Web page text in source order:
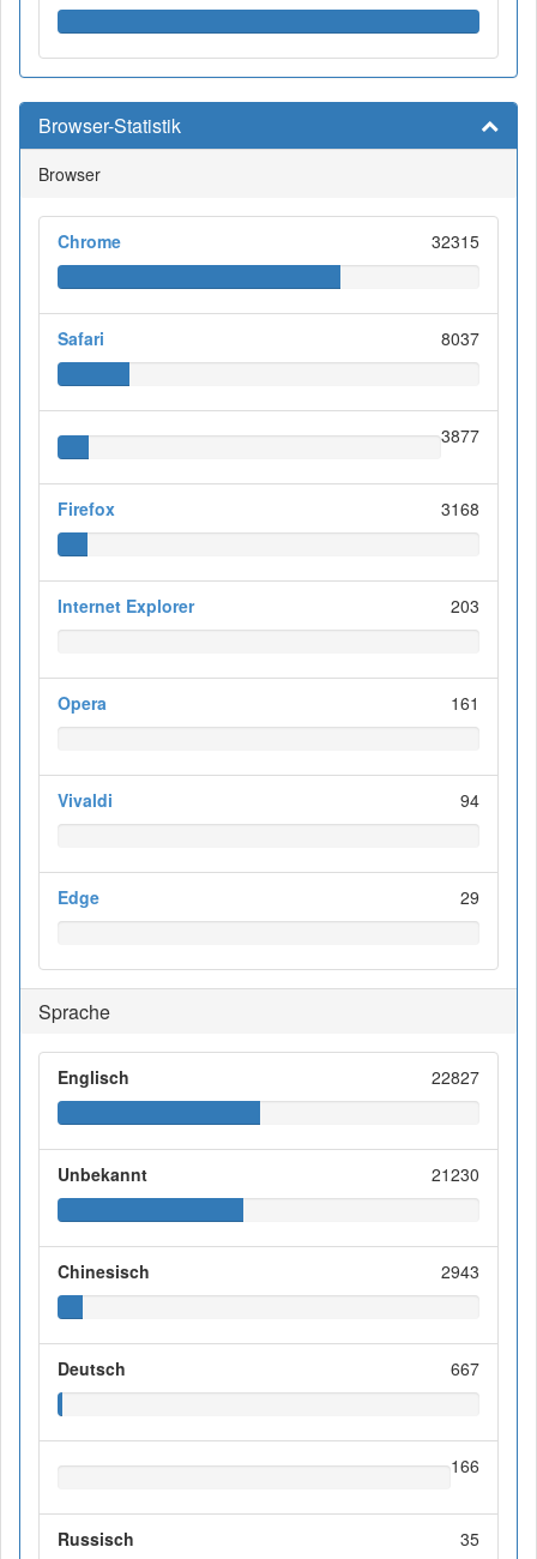
Browser-Statistik
Browser
Chrome 32315
Safari 8037
3877
Firefox 3168
Internet Explorer 203
Opera 161
Vivaldi 94
Edge 29
Sprache
Englisch 22827
Unbekannt 21230
Chinesisch 2943
Deutsch 667
166
Russisch 35